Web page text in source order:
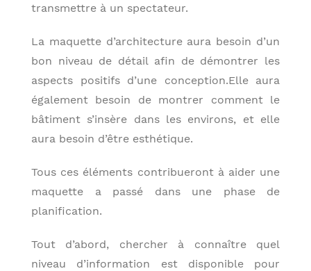
transmettre à un spectateur.
La maquette d’architecture aura besoin d’un
bon niveau de détail afin de démontrer les
aspects positifs d’une conception.Elle aura
également besoin de montrer comment le
bâtiment s’insère dans les environs, et elle
aura besoin d’être esthétique.
Tous ces éléments contribueront à aider une
maquette a passé dans une phase de
planification.
Tout d’abord, chercher à connaître quel
niveau d’information est disponible pour